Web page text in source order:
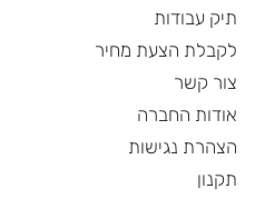
תיק עבודות
לקבלת הצעת מחיר
צור קשר
אודות החברה
הצהרת נגישות
תקנון